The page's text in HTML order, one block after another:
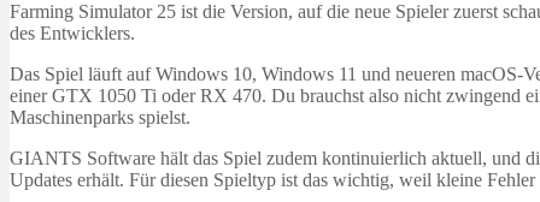
Farming Simulator 25 ist die Version, auf die neue Spieler zuerst
des Entwicklers.
Das Spiel läuft auf Windows 10, Windows 11 und neueren
einer GTX 1050 Ti oder RX 470. Du brauchst also nicht zwingend
Maschinenparks spielst.
GIANTS Software hält das Spiel zudem kontinuierlich aktuell, und
Updates erhält. Für diesen Spieltyp ist das wichtig, weil kleine